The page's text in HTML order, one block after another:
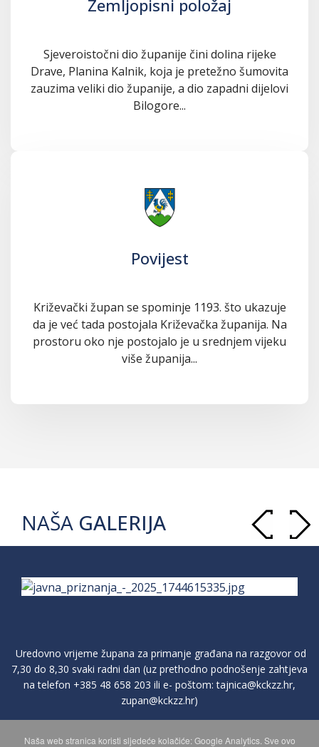
Zemljopisni položaj
Sjeveroistočni dio županije čini dolina rijeke
Drave, Planina Kalnik, koja je pretežno šumovita
zauzima veliki dio županije, a dio zapadni dijelovi
Bilogore...
Povijest
Križevački župan se spominje 1193. što ukazuje
da je već tada postojala Križevačka županija. Na
prostoru oko nje postojalo je u srednjem vijeku
više županija...
NAŠA GALERIJA
Uredovno vrijeme župana za primanje građana na razgovor od
7,30 do 8,30 svaki radni dan (uz prethodno podnošenje zahtjeva
na telefon +385 48 658 203 ili e- poštom:tajnica@kckzz.hr,
zupan@kckzz.hr)
POLITIKA ZAŠTITE PRIVATNOSTI OSOBNIH PODATAKA
Naša web stranica koristi sljedeće kolačiće: Google Analytics. Sve ovo